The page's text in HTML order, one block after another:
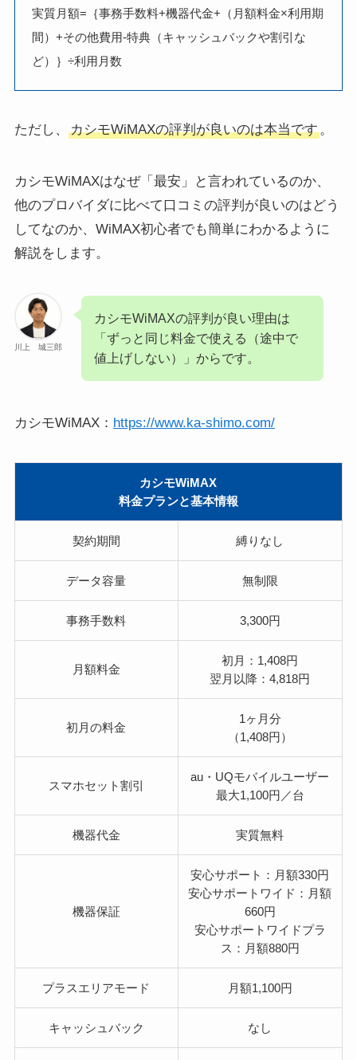
実質月額=｛事務手数料+機器代金+（月額料金×利用期
間）+その他費用-特典（キャッシュバックや割引な
ど）｝÷利用月数
ただし、 カシモWiMAXの評判が良いのは本当です。
カシモWiMAXはなぜ「最安」と言われているのか、
他のプロバイダに比べて口コミの評判が良いのはどう
してなのか、WiMAX初心者でも簡単にわかるように
解説をします。
川上 城三郎
カシモWiMAXの評判が良い理由は
「ずっと同じ料金で使える（途中で
値上げしない）」からです。
カシモWiMAX： https://www.ka-shimo.com/
カシモWiMAX
料金プランと基本情報
契約期間 縛り なし
データ容量 無制限
事務手数料 3,300円
月額料金
初月：1,408円
翌月以降：4,818円
初月の料金
1ヶ月分
（1,408円）
スマホセット割引
au・UQモバイルユーザー
最大1,100円／台
機器代金 実質無料
機器保証
安心サポート：月額330円
安心サポートワイド：月額
660円
安心サポートワイドプラ
ス：月額880円
プラスエリアモード 月額1,100円
キャッシュバック なし